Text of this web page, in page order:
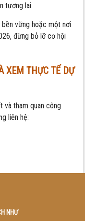
tương lai.
vững hoặc một nơi
đừng bỏ lỡ cơ hội
XEM THỰC TẾ DỰ
và tham quan công
liên hệ:
NHƯ